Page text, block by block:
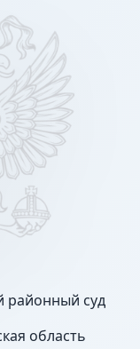
районный суд
область